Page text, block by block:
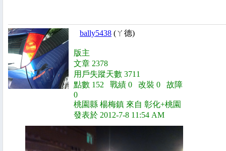
bally5438 (ㄚ德)
版主
文章 2378
用戶失蹤天數 3711
點數 152 戰績 0 改裝 0 故障
0
桃園縣 楊梅鎮 來自 彰化+桃園
發表於 2012-7-8 11:54 AM